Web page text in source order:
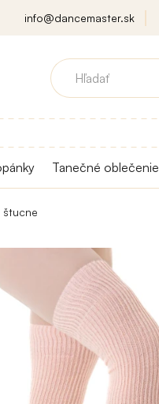
info@dancemaster.sk
Tanečné oblečenie
štucne